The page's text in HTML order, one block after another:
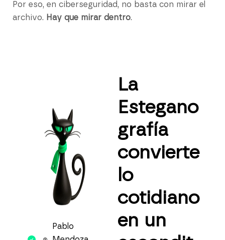
Por eso, en ciberseguridad, no basta con mirar el
archivo. Hay que mirar dentro.
Pablo
La
Estegano
grafía
convierte
lo
cotidiano
en un